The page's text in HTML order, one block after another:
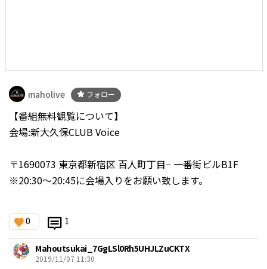
maholive フォロー
【番組無料観覧について】
会場:新大久保CLUB Voice
〒1690073 東京都新宿区 百人町丁目− 一番街ビルB1F
※20:30〜20:45に会場入りをお願い致します。
0 1
Mahoutsukai_7GgLSl0Rh5UHJLZuCKTX
2019/11/07 11:30